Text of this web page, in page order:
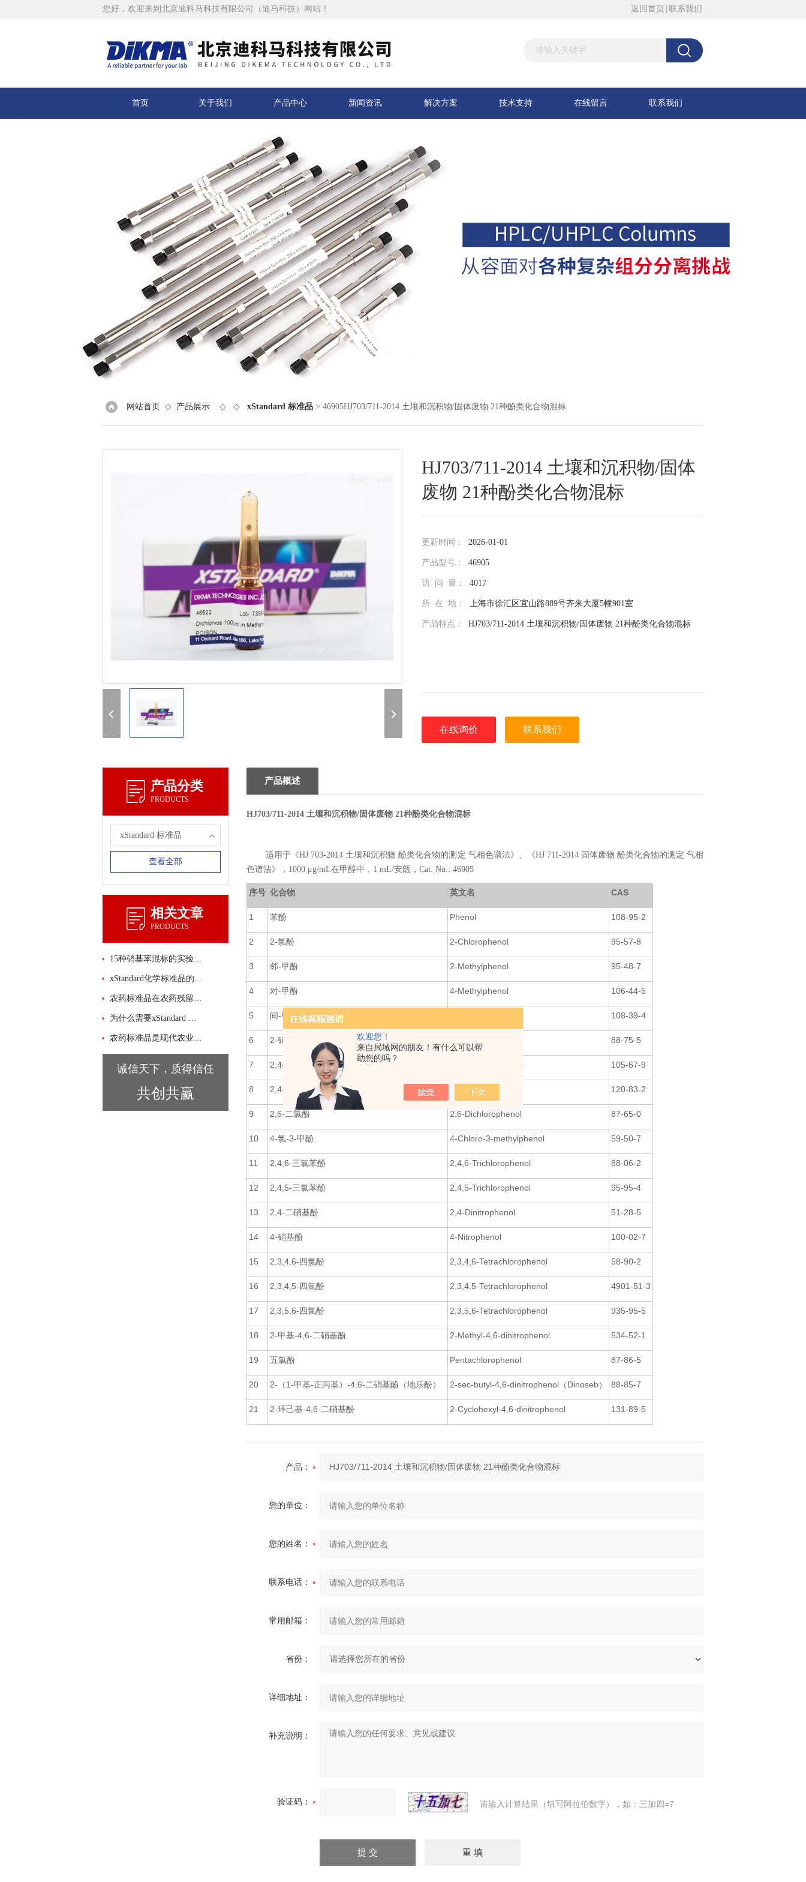
欢迎您！
来自局域网的朋友！有什么可以帮
助您的吗？
您好，欢迎来到北京迪科马科技有限公司（迪马科技）网站！ 返回首页 联系我们
首页 关于我们 产品中心 新闻资讯 解决方案 技术支持 在线留言 联系我们
网站首页 ◇ 产品展示 ◇ ◇ xStandard 标准品 > 46905HJ703/711-2014 土壤和沉积物/固体废物 21种酚类化合物混标
HJ703/711-2014 土壤和沉积物/固体
废物 21种酚类化合物混标
更新时间： 2026-01-01
产品型号： 46905
访 问 量： 4017
所 在 地： 上海市徐汇区宜山路889号齐来大厦5幢901室
产品特点： HJ703/711-2014 土壤和沉积物/固体废物 21种酚类化合物混标
在线询价 联系我们
产品分类
PRODUCTS
xStandard 标准品
查看全部
相关文章
PRODUCTS
15种硝基苯混标的实验设计与使用技巧分析
xStandard化学标准品的储存与使用注意事项
农药标准品在农药残留检测中的重要性与应用
为什么需要xStandard 标准品？
农药标准品是现代农业生产重要的物质之一
诚信天下，质得信任
共创共赢
产品概述
HJ703/711-2014 土壤和沉积物/固体废物 21种酚类化合物混标
适用于《HJ 703-2014 土壤和沉积物 酚类化合物的测定 气相色谱法》、《HJ 711-2014 固体废物 酚类化合物的测定 气相
色谱法》，1000 μg/mL在甲醇中，1 mL/安瓿，Cat. No.: 46905
序号 化合物 英文名 CAS
1 苯酚 Phenol 108-95-2
2 2-氯酚 2-Chlorophenol 95-57-8
3 邻-甲酚 2-Methylphenol 95-48-7
4 对-甲酚 4-Methylphenol 106-44-5
5 间-甲酚 108-39-4
6 2-硝基酚 88-75-5
7 2,4-二甲酚 2,4-Dimethylphenol 105-67-9
8 2,4-二氯酚 2,4-Dichlorophenol 120-83-2
9 2,6-二氯酚 2,6-Dichlorophenol 87-65-0
10 4-氯-3-甲酚 4-Chloro-3-methylphenol 59-50-7
11 2,4,6-三氯苯酚 2,4,6-Trichlorophenol 88-06-2
12 2,4,5-三氯苯酚 2,4,5-Trichlorophenol 95-95-4
13 2,4-二硝基酚 2,4-Dinitrophenol 51-28-5
14 4-硝基酚 4-Nitrophenol 100-02-7
15 2,3,4,6-四氯酚 2,3,4,6-Tetrachlorophenol 58-90-2
16 2,3,4,5-四氯酚 2,3,4,5-Tetrachlorophenol 4901-51-3
17 2,3,5,6-四氯酚 2,3,5,6-Tetrachlorophenol 935-95-5
18 2-甲基-4,6-二硝基酚 2-Methyl-4,6-dinitrophenol 534-52-1
19 五氯酚 Pentachlorophenol 87-86-5
20 2-（1-甲基-正丙基）-4,6-二硝基酚（地乐酚） 2-sec-butyl-4,6-dinitrophenol（Dinoseb） 88-85-7
21 2-环己基-4,6-二硝基酚 2-Cyclohexyl-4,6-dinitrophenol 131-89-5
产品：
您的单位：
您的姓名：
联系电话：
常用邮箱：
省份：
详细地址：
补充说明：
验证码： 请输入计算结果（填写阿拉伯数字），如：三加四=7